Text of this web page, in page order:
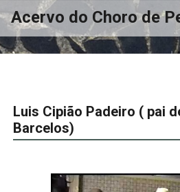
Acervo do Choro de
Luis Cipião Padeiro ( pai
Barcelos)